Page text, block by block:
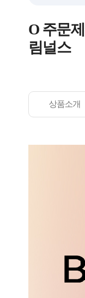
O 주문
림널스
상품소개